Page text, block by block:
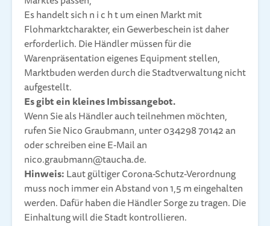
Es handelt sich n i c h t um einen Markt mit
Flohmarktcharakter, ein Gewerbeschein ist daher
erforderlich. Die Händler müssen für die
Warenpräsentation eigenes Equipment stellen,
Marktbuden werden durch die Stadtverwaltung nicht
aufgestellt.
Es gibt ein kleines Imbissangebot.
Wenn Sie als Händler auch teilnehmen möchten,
rufen Sie Nico Graubmann, unter 034298 70142 an
oder schreiben eine E-Mail an
nico.graubmann@taucha.de.
Hinweis:Laut gültiger Corona-Schutz-Verordnung
muss noch immer ein Abstand von 1,5 m eingehalten
werden. Dafür haben die Händler Sorge zu tragen. Die
Einhaltung will die Stadt kontrollieren.